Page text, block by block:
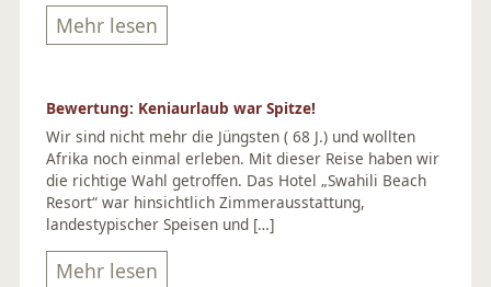
Mehr lesen
Bewertung: Keniaurlaub war Spitze!
Wir sind nicht mehr die Jüngsten ( 68 J.) und wollten
Afrika noch einmal erleben. Mit dieser Reise haben wir
die richtige Wahl getroffen. Das Hotel „Swahili Beach
Resort“ war hinsichtlich Zimmerausstattung,
landestypischer Speisen und […]
Mehr lesen